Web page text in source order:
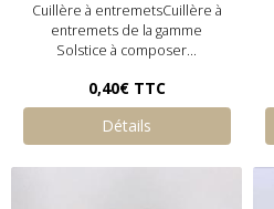
Cuillère à entremetsCuillère à
entremets de la gamme
Solstice à composer...
0,40€ TTC
Détails